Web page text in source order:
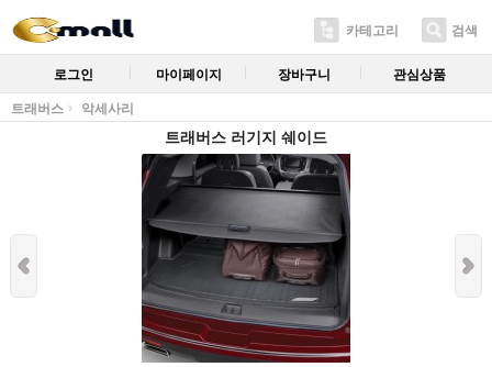
카테고리 검색
로그인 마이페이지 장바구니 관심상품
트래버스 악세사리
트래버스 러기지 쉐이드